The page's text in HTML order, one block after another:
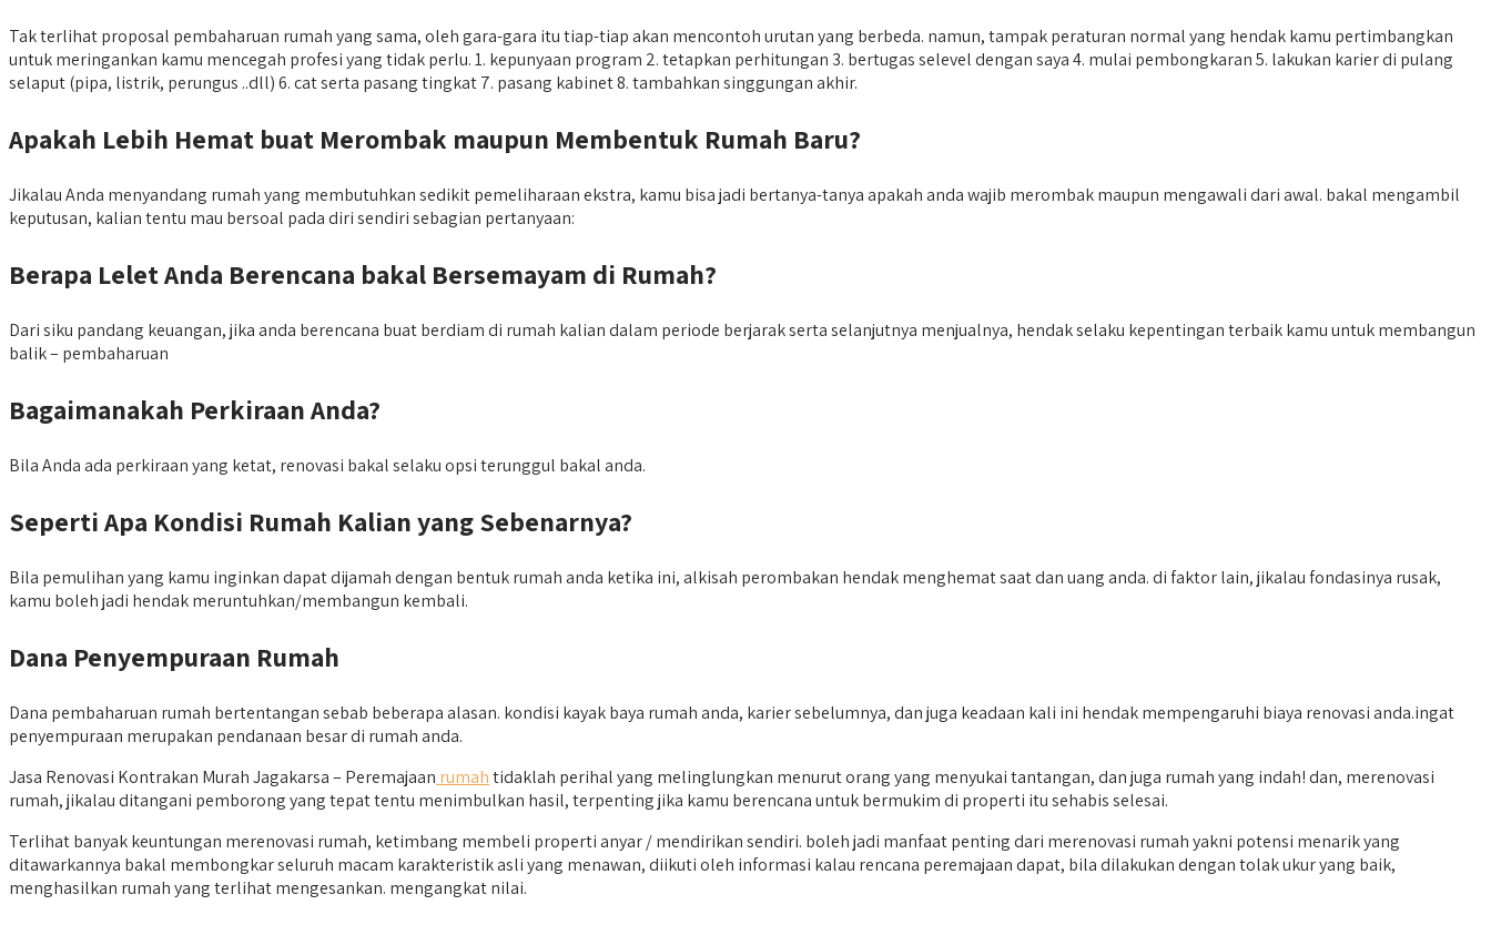
Tak terlihat proposal pembaharuan rumah yang sama, oleh gara-gara itu tiap-tiap akan mencontoh urutan yang berbeda. namun, tampak peraturan normal yang hendak kamu pertimbangkan
untuk meringankan kamu mencegah profesi yang tidak perlu. 1. kepunyaan program 2. tetapkan perhitungan 3. bertugas selevel dengan saya 4. mulai pembongkaran 5. lakukan karier di pulang
selaput (pipa, listrik, perungus ..dll) 6. cat serta pasang tingkat 7. pasang kabinet 8. tambahkan singgungan akhir.
Apakah Lebih Hemat buat Merombak maupun Membentuk Rumah Baru?
Jikalau Anda menyandang rumah yang membutuhkan sedikit pemeliharaan ekstra, kamu bisa jadi bertanya-tanya apakah anda wajib merombak maupun mengawali dari awal. bakal mengambil
keputusan, kalian tentu mau bersoal pada diri sendiri sebagian pertanyaan:
Berapa Lelet Anda Berencana bakal Bersemayam di Rumah?
Dari siku pandang keuangan, jika anda berencana buat berdiam di rumah kalian dalam periode berjarak serta selanjutnya menjualnya, hendak selaku kepentingan terbaik kamu untuk membangun
balik – pembaharuan
Bagaimanakah Perkiraan Anda?
Bila Anda ada perkiraan yang ketat, renovasi bakal selaku opsi terunggul bakal anda.
Seperti Apa Kondisi Rumah Kalian yang Sebenarnya?
Bila pemulihan yang kamu inginkan dapat dijamah dengan bentuk rumah anda ketika ini, alkisah perombakan hendak menghemat saat dan uang anda. di faktor lain, jikalau fondasinya rusak,
kamu boleh jadi hendak meruntuhkan/membangun kembali.
Dana Penyempuraan Rumah
Dana pembaharuan rumah bertentangan sebab beberapa alasan. kondisi kayak baya rumah anda, karier sebelumnya, dan juga keadaan kali ini hendak mempengaruhi biaya renovasi anda.ingat
penyempuraan merupakan pendanaan besar di rumah anda.
Jasa Renovasi Kontrakan Murah Jagakarsa – Peremajaan rumahtidaklah perihal yang melinglungkan menurut orang yang menyukai tantangan, dan juga rumah yang indah! dan, merenovasi
rumah, jikalau ditangani pemborong yang tepat tentu menimbulkan hasil, terpenting jika kamu berencana untuk bermukim di properti itu sehabis selesai.
Terlihat banyak keuntungan merenovasi rumah, ketimbang membeli properti anyar / mendirikan sendiri. boleh jadi manfaat penting dari merenovasi rumah yakni potensi menarik yang
ditawarkannya bakal membongkar seluruh macam karakteristik asli yang menawan, diikuti oleh informasi kalau rencana peremajaan dapat, bila dilakukan dengan tolak ukur yang baik,
menghasilkan rumah yang terlihat mengesankan. mengangkat nilai.